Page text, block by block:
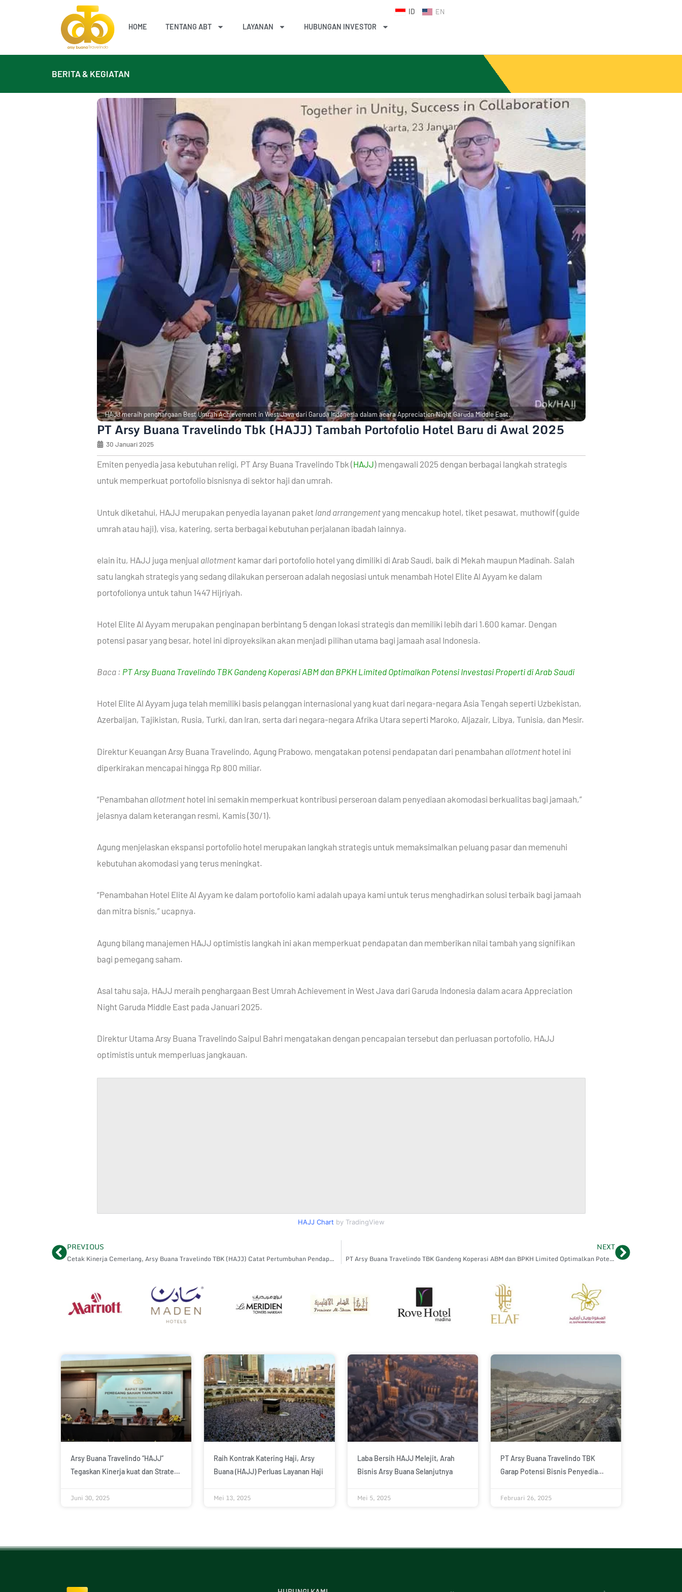
HOME TENTANG ABT LAYANAN HUBUNGAN INVESTOR
ID EN
BERITA & KEGIATAN
HAJJ meraih penghargaan Best Umrah Achievement in West Java dari Garuda Indonesia dalam acara Appreciation Night Garuda Middle East.
PT Arsy Buana Travelindo Tbk (HAJJ) Tambah Portofolio Hotel Baru di Awal 2025
30 Januari 2025
Emiten penyedia jasa kebutuhan religi, PT Arsy Buana Travelindo Tbk (HAJJ) mengawali 2025 dengan berbagai langkah strategis
untuk memperkuat portofolio bisnisnya di sektor haji dan umrah.
Untuk diketahui, HAJJ merupakan penyedia layanan paket land arrangementyang mencakup hotel, tiket pesawat, muthowif (guide
umrah atau haji), visa, katering, serta berbagai kebutuhan perjalanan ibadah lainnya.
elain itu, HAJJ juga menjual allotment kamar dari portofolio hotel yang dimiliki di Arab Saudi, baik di Mekah maupun Madinah. Salah
satu langkah strategis yang sedang dilakukan perseroan adalah negosiasi untuk menambah Hotel Elite Al Ayyam ke dalam
portofolionya untuk tahun 1447 Hijriyah.
Hotel Elite Al Ayyam merupakan penginapan berbintang 5 dengan lokasi strategis dan memiliki lebih dari 1.600 kamar. Dengan
potensi pasar yang besar, hotel ini diproyeksikan akan menjadi pilihan utama bagi jamaah asal Indonesia.
Baca : PT Arsy Buana Travelindo TBK Gandeng Koperasi ABM dan BPKH Limited Optimalkan Potensi Investasi Properti di Arab Saudi
Hotel Elite Al Ayyam juga telah memiliki basis pelanggan internasional yang kuat dari negara-negara Asia Tengah seperti Uzbekistan,
Azerbaijan, Tajikistan, Rusia, Turki, dan Iran, serta dari negara-negara Afrika Utara seperti Maroko, Aljazair, Libya, Tunisia, dan Mesir.
Direktur Keuangan Arsy Buana Travelindo, Agung Prabowo, mengatakan potensi pendapatan dari penambahan allotment hotel ini
diperkirakan mencapai hingga Rp 800 miliar.
“Penambahan allotment hotel ini semakin memperkuat kontribusi perseroan dalam penyediaan akomodasi berkualitas bagi jamaah,”
jelasnya dalam keterangan resmi, Kamis (30/1).
Agung menjelaskan ekspansi portofolio hotel merupakan langkah strategis untuk memaksimalkan peluang pasar dan memenuhi
kebutuhan akomodasi yang terus meningkat.
“Penambahan Hotel Elite Al Ayyam ke dalam portofolio kami adalah upaya kami untuk terus menghadirkan solusi terbaik bagi jamaah
dan mitra bisnis,” ucapnya.
Agung bilang manajemen HAJJ optimistis langkah ini akan memperkuat pendapatan dan memberikan nilai tambah yang signifikan
bagi pemegang saham.
Asal tahu saja, HAJJ meraih penghargaan Best Umrah Achievement in West Java dari Garuda Indonesia dalam acara Appreciation
Night Garuda Middle East pada Januari 2025.
Direktur Utama Arsy Buana Travelindo Saipul Bahri mengatakan dengan pencapaian tersebut dan perluasan portofolio, HAJJ
optimistis untuk memperluas jangkauan.
HAJJ Chart by TradingView
PrevPREVIOUS
Cetak Kinerja Cemerlang, Arsy Buana Travelindo TBK (HAJJ) Catat Pertumbuhan Pendapatan 87,7% pada Semester-I 2024
NEXT
PT Arsy Buana Travelindo TBK Gandeng Koperasi ABM dan BPKH Limited Optimalkan Potensi Investasi Properti di Arab SaudiNext
Arsy Buana Travelindo “HAJJ”
Tegaskan Kinerja kuat dan Strategi
Juni 30, 2025
Raih Kontrak Katering Haji, Arsy
Buana (HAJJ) Perluas Layanan Haji
Mei 13, 2025
Laba Bersih HAJJ Melejit, Arah
Bisnis Arsy Buana Selanjutnya
Mei 5, 2025
PT Arsy Buana Travelindo TBK
Garap Potensi Bisnis Penyedia
Peningkatan Kepercayaan Dari
Februari 26, 2025